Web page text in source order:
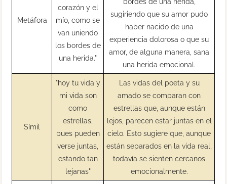
Metáfora
corazón y el
mío, como se
van uniendo
los bordes de
una herida."
sugiriendo que su amor pudo
haber nacido de una
experiencia dolorosa o que su
amor, de alguna manera, sana
una herida emocional.
Símil
"hoy tu vida y
mi vida son
como
estrellas,
pues pueden
verse juntas,
estando tan
lejanas"
Las vidas del poeta y su
amado se comparan con
estrellas que, aunque están
lejos, parecen estar juntas en el
cielo. Esto sugiere que, aunque
están separados en la vida real,
todavía se sienten cercanos
emocionalmente.